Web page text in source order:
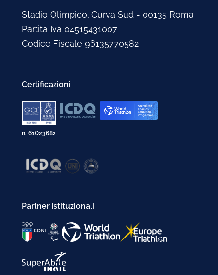
Stadio Olimpico, Curva Sud - 00135 Roma
Partita Iva 04515431007
Codice Fiscale 96135770582
Certificazioni
n. 61Q23682
Partner istituzionali